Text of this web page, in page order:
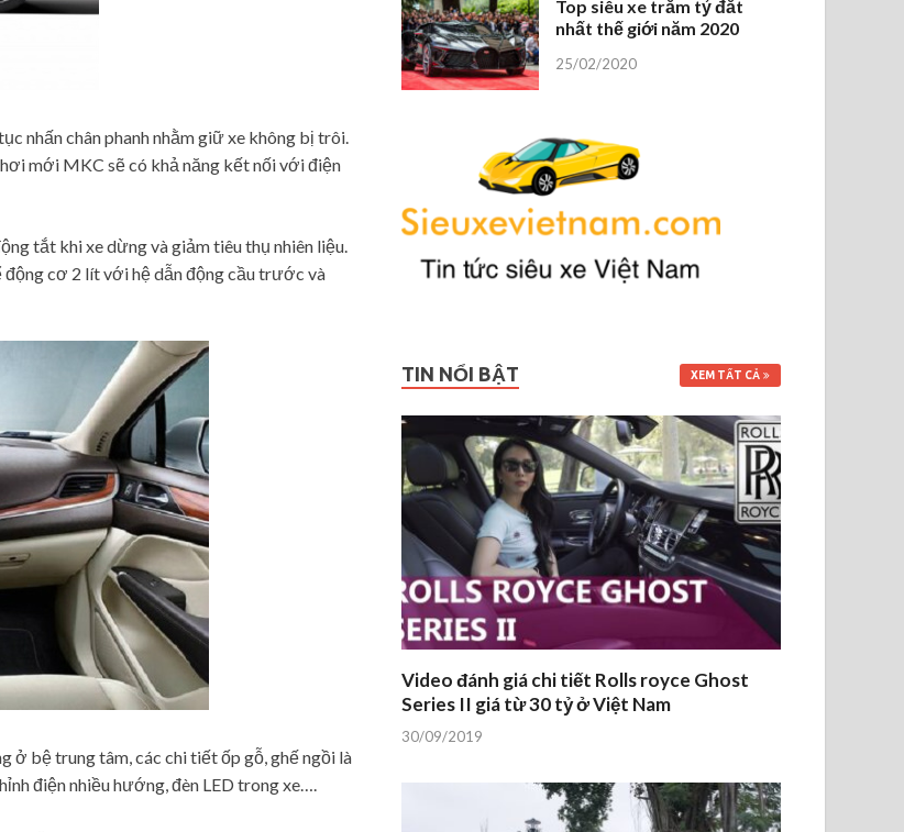
nhấn chân phanh nhằm giữ xe không bị trôi.
mới MKC sẽ có khả năng kết nối với điện
tắt khi xe dừng và giảm tiêu thụ nhiên liệu.
cơ 2 lít với hệ dẫn động cầu trước và
ở bệ trung tâm, các chi tiết ốp gỗ, ghế ngồi là
điện nhiều hướng, đèn LED trong xe….
Top siêu xe trăm tỷ đắt
nhất thế giới năm 2020
25/02/2020
TIN NỔI BẬT XEM TẤT CẢ
Video đánh giá chi tiết Rolls royce Ghost
Series II giá từ 30 tỷ ở Việt Nam
30/09/2019